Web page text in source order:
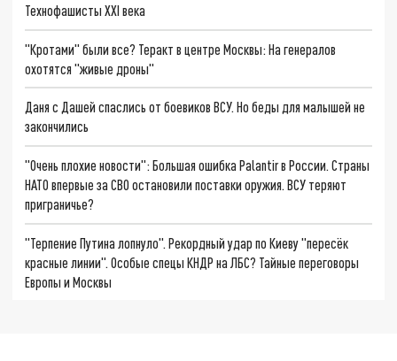
Технофашисты XXI века
"Кротами" были все? Теракт в центре Москвы: На генералов
охотятся "живые дроны"
Даня с Дашей спаслись от боевиков ВСУ. Но беды для малышей не
закончились
"Очень плохие новости": Большая ошибка Palantir в России. Страны
НАТО впервые за СВО остановили поставки оружия. ВСУ теряют
приграничье?
"Терпение Путина лопнуло". Рекордный удар по Киеву "пересёк
красные линии". Особые спецы КНДР на ЛБС? Тайные переговоры
Европы и Москвы